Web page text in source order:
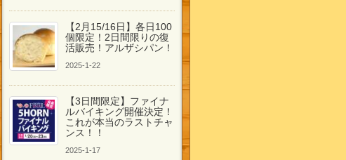
【2月15/16日】各日100
個限定！2日間限りの復
活販売！アルザシパン！
2025-1-22
【3日間限定】ファイナ
ルバイキング開催決定！
これが本当のラストチャ
ンス！！
2025-1-17